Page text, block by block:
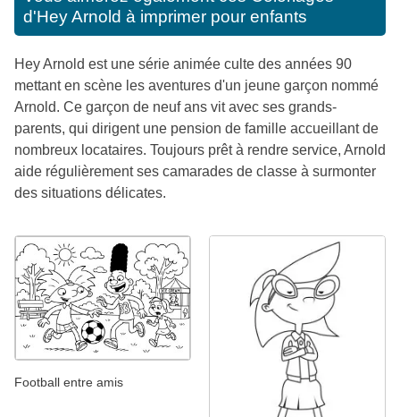
d'Hey Arnold à imprimer pour enfants
Hey Arnold est une série animée culte des années 90
mettant en scène les aventures d'un jeune garçon nommé
Arnold. Ce garçon de neuf ans vit avec ses grands-
parents, qui dirigent une pension de famille accueillant de
nombreux locataires. Toujours prêt à rendre service, Arnold
aide régulièrement ses camarades de classe à surmonter
des situations délicates.
Football entre amis